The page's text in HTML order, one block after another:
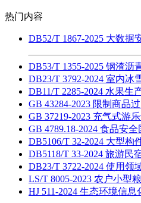
热门内容
DB52/T 1867-2025 大数据
DB53/T 1355-2025 钢渣沥
DB23/T 3792-2024 室内冰
DB11/T 2285-2024 水果生
GB 43284-2023 限制商品
GB 37219-2023 充气式游
GB 4789.18-2024 食品安
DB5106/T 32-2024 大型构
DB5118/T 33-2024 旅游民
DB23/T 3722-2024 使用领
LS/T 8005-2023 农户小型
HJ 511-2024 生态环境信